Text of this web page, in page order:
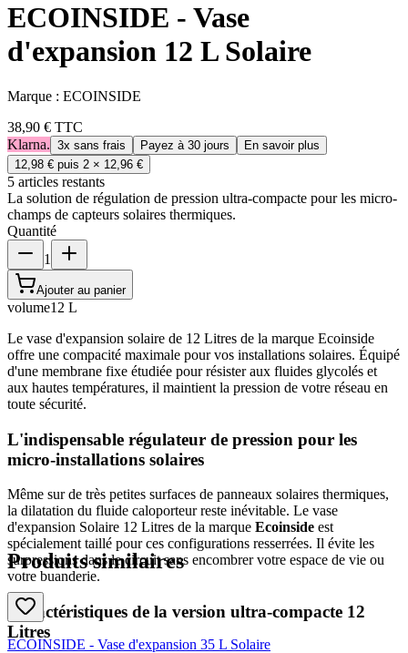
ECOINSIDE - Vase
d'expansion 12 L Solaire
Marque : ECOINSIDE
38,90 € TTC
Klarna. 3x sans frais Payez à 30 jours
En savoir plus
12,98 € puis 2 × 12,96 €
5 articles restants
La solution de régulation de pression ultra-compacte pour les micro-
champs de capteurs solaires thermiques.
Quantité
1
Ajouter au panier
volume12 L
Le vase d'expansion solaire de 12 Litres de la marque Ecoinside
offre une compacité maximale pour vos installations solaires. Équipé
d'une membrane fixe étudiée pour résister aux fluides glycolés et
aux hautes températures, il maintient la pression de votre réseau en
toute sécurité.
L'indispensable régulateur de pression pour les
micro-installations solaires
Même sur de très petites surfaces de panneaux solaires thermiques,
la dilatation du fluide caloporteur reste inévitable. Le vase
d'expansion Solaire 12 Litres de la marque Ecoinside est
spécialement taillé pour ces configurations resserrées. Il évite les
surpressions dans le circuit sans encombrer votre espace de vie ou
votre buanderie.
Caractéristiques de la version ultra-compacte 12
Litres
Produits similaires
ECOINSIDE - Vase d'expansion 35 L Solaire